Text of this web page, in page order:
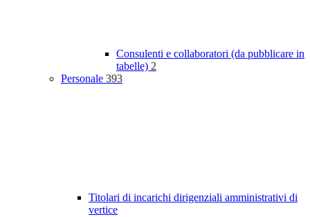
Consulenti e collaboratori (da pubblicare in
tabelle) 2
Personale 393
Titolari di incarichi dirigenziali amministrativi di
vertice